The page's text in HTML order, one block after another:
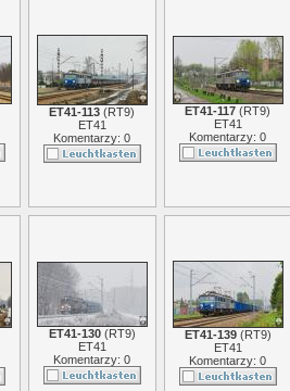
ET41-113 (RT9)
ET41
Komentarzy: 0
ET41-117 (RT9)
ET41
Komentarzy: 0
ET41-130(RT9)
ET41
Komentarzy: 0
ET41-139(RT9)
ET41
Komentarzy: 0